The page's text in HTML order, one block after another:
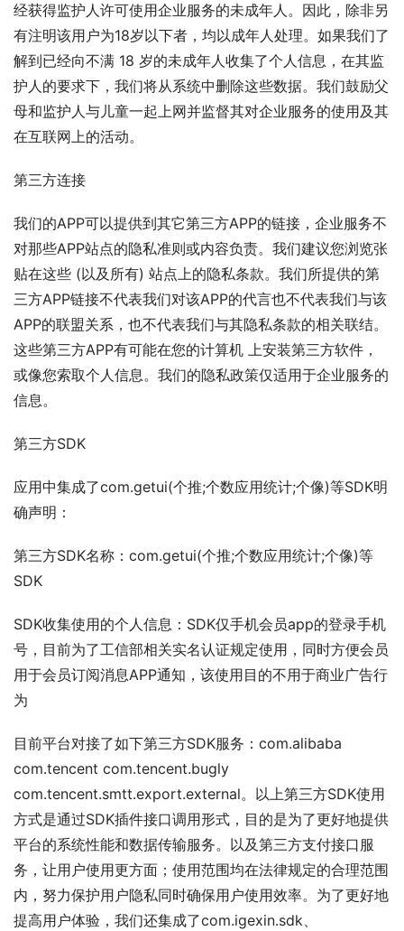
经获得监护人许可使用企业服务的未成年人。因此，除非另
有注明该用户为18岁以下者，均以成年人处理。如果我们了
解到已经向不满 18 岁的未成年人收集了个人信息，在其监
护人的要求下，我们将从系统中删除这些数据。我们鼓励父
母和监护人与儿童一起上网并监督其对企业服务的使用及其
在互联网上的活动。
第三方连接
我们的APP可以提供到其它第三方APP的链接，企业服务不
对那些APP站点的隐私准则或内容负责。我们建议您浏览张
贴在这些 (以及所有) 站点上的隐私条款。我们所提供的第
三方APP链接不代表我们对该APP的代言也不代表我们与该
APP的联盟关系，也不代表我们与其隐私条款的相关联结。
这些第三方APP有可能在您的计算机 上安装第三方软件，
或像您索取个人信息。我们的隐私政策仅适用于企业服务的
信息。
第三方SDK
应用中集成了com.getui(个推;个数应用统计;个像)等SDK明
确声明：
第三方SDK名称：com.getui(个推;个数应用统计;个像)等
SDK
SDK收集使用的个人信息：SDK仅手机会员app的登录手机
号，目前为了工信部相关实名认证规定使用，同时方便会员
用于会员订阅消息APP通知，该使用目的不用于商业广告行
为
目前平台对接了如下第三方SDK服务：com.alibaba
com.tencent com.tencent.bugly
com.tencent.smtt.export.external。以上第三方SDK使用
方式是通过SDK插件接口调用形式，目的是为了更好地提供
平台的系统性能和数据传输服务。以及第三方支付接口服
务，让用户使用更方面；使用范围均在法律规定的合理范围
内，努力保护用户隐私同时确保用户使用效率。为了更好地
提高用户体验，我们还集成了com.igexin.sdk、